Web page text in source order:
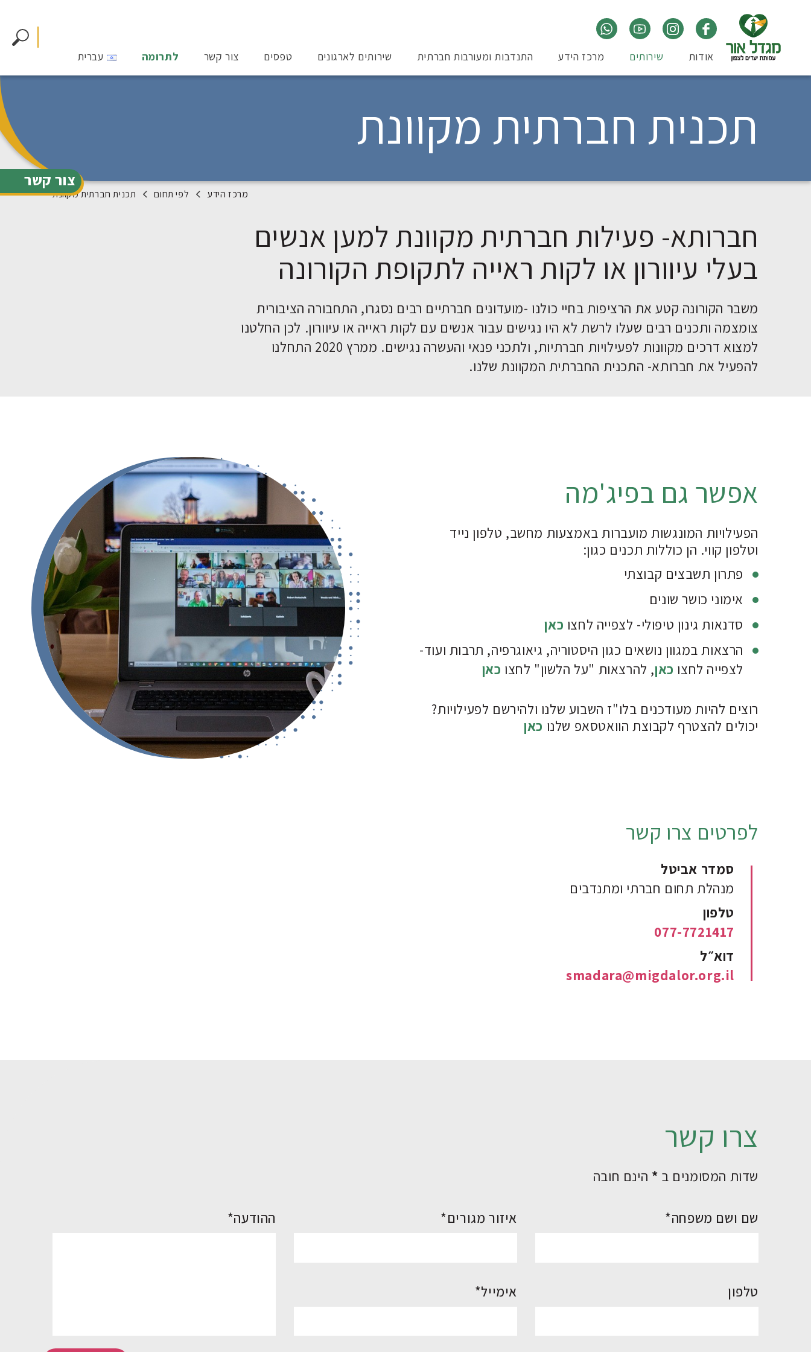
צור קשר
אודות שירותים מרכז הידע התנדבות ומעורבות חברתית שירותים לארגונים טפסים צור קשר לתרומה עברית
תכנית חברתית מקוונת
מרכז הידע לפי תחום תכנית חברתית מקוונת
חברותא- פעילות חברתית מקוונת למען אנשים
בעלי עיוורון או לקות ראייה לתקופת הקורונה
משבר הקורונה קטע את הרציפות בחיי כולנו -מועדונים חברתיים רבים נסגרו, התחבורה הציבורית
צומצמה ותכנים רבים שעלו לרשת לא היו נגישים עבור אנשים עם לקות ראייה או עיוורון. לכן החלטנו
למצוא דרכים מקוונות לפעילויות חברתיות, ולתכני פנאי והעשרה נגישים. ממרץ 2020 התחלנו
להפעיל את חברותא- התכנית החברתית המקוונת שלנו.
אפשר גם בפיג'מה
הפעילויות המונגשות מועברות באמצעות מחשב, טלפון נייד
וטלפון קווי. הן כוללות תכנים כגון:
פתרון תשבצים קבוצתי
אימוני כושר שונים
סדנאות גינון טיפולי- לצפייה לחצו כאן
הרצאות במגוון נושאים כגון היסטוריה, גיאוגרפיה, תרבות ועוד-
לצפייה לחצו כאן, להרצאות "על הלשון" לחצו כאן
רוצים להיות מעודכנים בלו"ז השבוע שלנו ולהירשם לפעילויות?
יכולים להצטרף לקבוצת הוואטסאפ שלנו כאן
לפרטים צרו קשר
סמדר אביטל
מנהלת תחום חברתי ומתנדבים
טלפון
077-7721417
דוא״ל
smadara@migdalor.org.il
צרו קשר
שדות המסומנים ב * הינם חובה
שם ושם משפחה*
טלפון
איזור מגורים*
אימייל*
ההודעה*